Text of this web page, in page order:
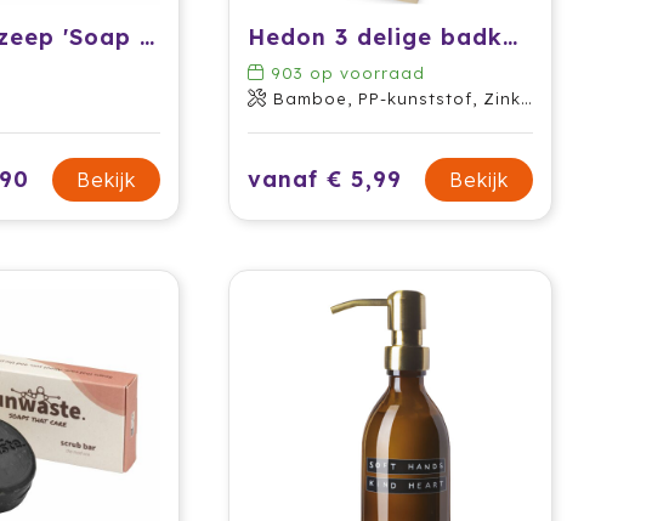
Duo tone zeep 'Soap Farm'
Bekijk
Hedon 3 delige badkamerset van bamboe
903 op voorraad
Bamboe, PP-kunststof, Zinklegering
vanaf € 5,99 Bekijk